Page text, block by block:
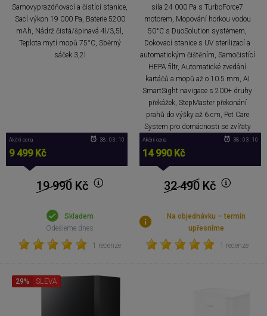
Samovyprazdňovací a čistící stanice,
Sací výkon 19 000 Pa, Baterie 5200
mAh, Nádrž čistá/špinavá 4l/3,5l,
Teplota mytí mopů 75°C, Sběrný
sáček 3,2l
Akční cena
9 499 Kč
38 : 03 : 09
19 990Kč
Skladem
Odešleme dnes
1 recenze
síla 24 000 Pa s TurboForce7
motorem, Mopování horkou vodou
50°C s DuoSolution systémem,
Dokovací stanice s UV sterilizací a
automatickým čištěním, Samočistící
HEPA filtr, Automatické zvedání
kartáčů a mopů až o 10.5 mm, AI
SmartSight navigace s 200+ druhy
překážek, StepMaster překonání
prahů do výšky až 6 cm, Pet Care
System pro domácnosti se zvířaty
Akční cena
14 990 Kč
38 : 03 : 09
32 490Kč
Na objednávku – termín
upřesníme
1 recenze
29% SLEVA